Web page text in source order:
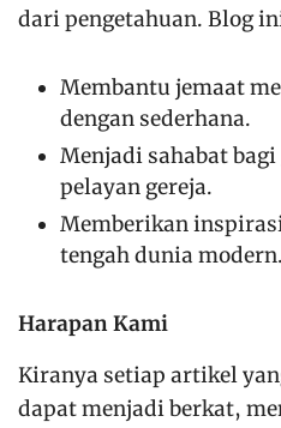
dari pengetahuan. Blog
Membantu jemaat
dengan sederhana.
Menjadi sahabat
pelayan gereja.
Memberikan
tengah dunia modern.
Harapan Kami
Kiranya setiap artikel
dapat menjadi berkat,